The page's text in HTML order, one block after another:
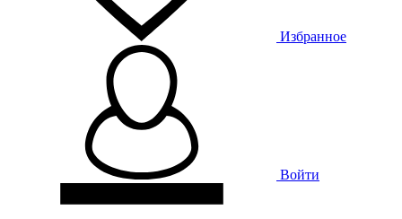
Избранное
Войти